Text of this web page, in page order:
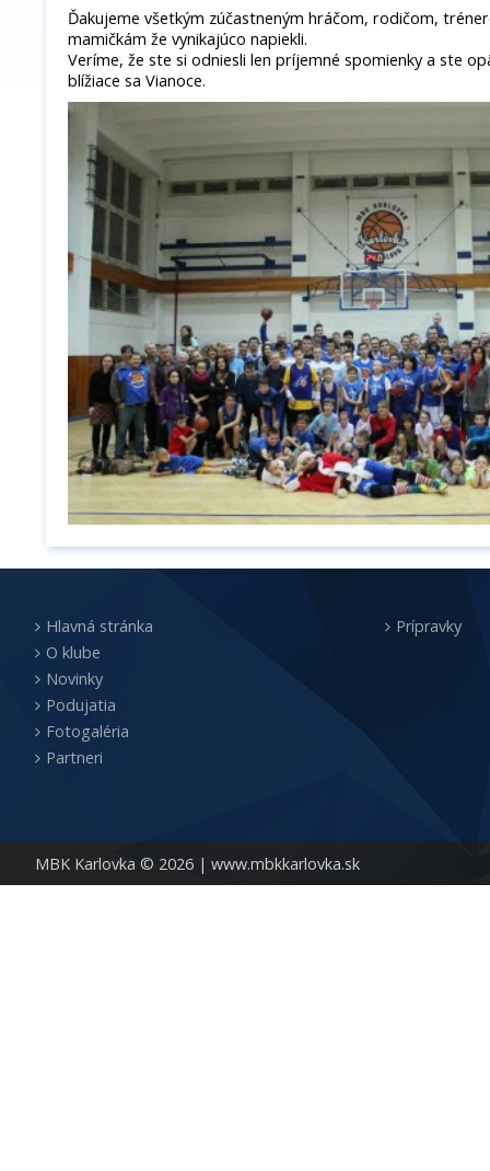
Ďakujeme všetkým zúčastneným hráčom, rodičom,
mamičkám že vynikajúco napiekli.
Veríme, že ste si odniesli len príjemné spomienky a ste
blížiace sa Vianoce.
MBK Karlovka © 2026 | www.mbkkarlovka.sk
Hlavná stránka
O klube
Novinky
Podujatia
Fotogaléria
Partneri
Prípravky